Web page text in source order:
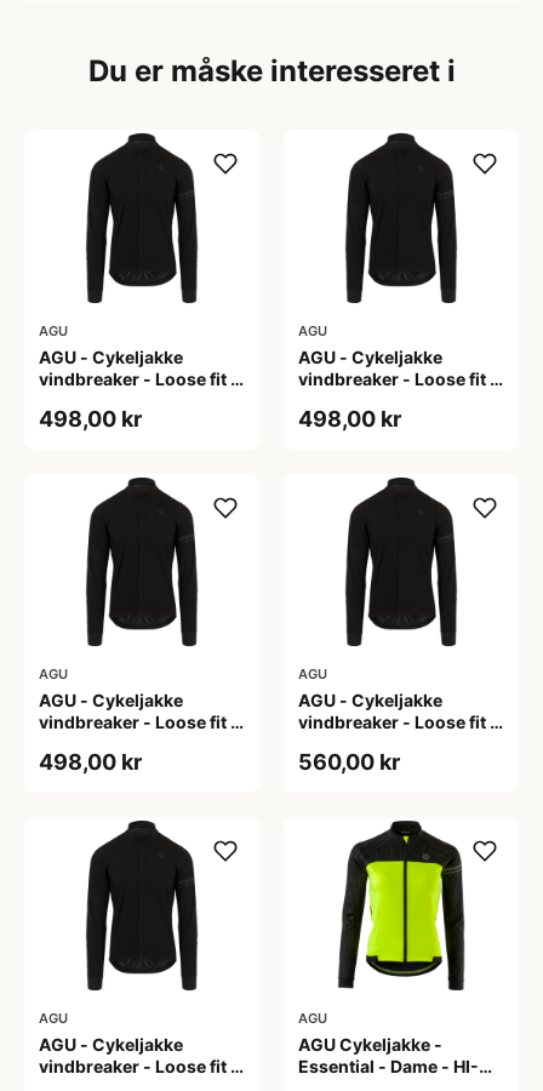
Du er måske interesseret i
AGU
AGU - Cykeljakke
vindbreaker - Loose fit -
498,00 kr
AGU
AGU - Cykeljakke
vindbreaker - Loose fit -
498,00 kr
AGU
AGU - Cykeljakke
vindbreaker - Loose fit -
498,00 kr
AGU
AGU - Cykeljakke
vindbreaker - Loose fit -
560,00 kr
AGU
AGU - Cykeljakke
vindbreaker - Loose fit -
AGU
AGU Cykeljakke -
Essential - Dame - HI-